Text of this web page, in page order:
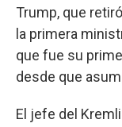
Trump, que retiró
la primera
que fue su
desde que
El jefe del